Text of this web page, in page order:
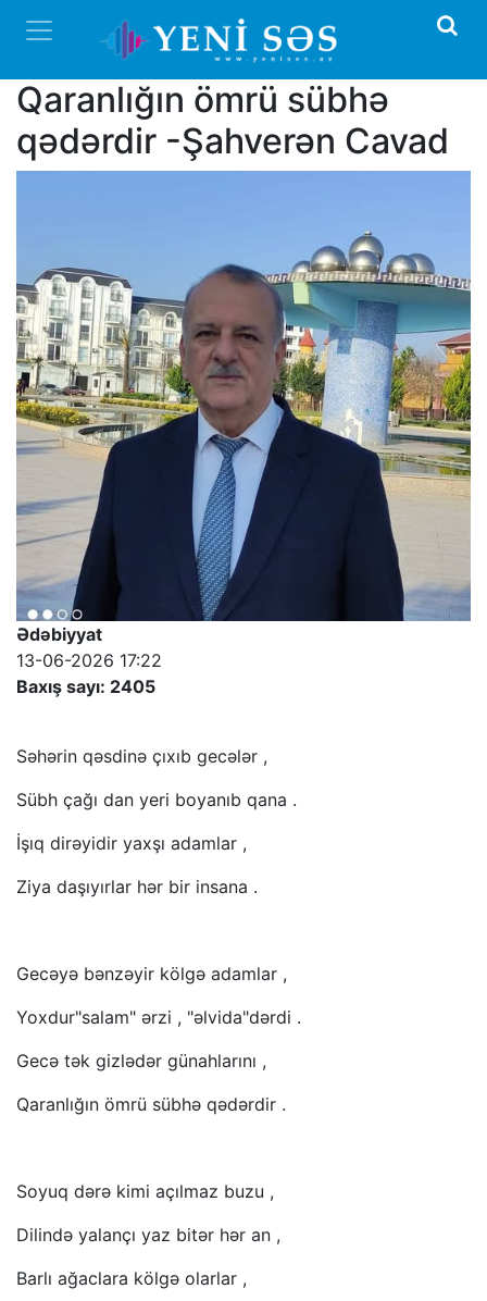
Qaranlığın ömrü sübhə
qədərdir -Şahverən Cavad
Ədəbiyyat
13-06-2026 17:22
Baxış sayı: 2405
Səhərin qəsdinə çıxıb gecələr ,
Sübh çağı dan yeri boyanıb qana .
İşıq dirəyidir yaxşı adamlar ,
Ziya daşıyırlar hər bir insana .
Gecəyə bənzəyir kölgə adamlar ,
Yoxdur"salam" ərzi , "əlvida"dərdi .
Gecə tək gizlədər günahlarını ,
Qaranlığın ömrü sübhə qədərdir .
Soyuq dərə kimi açılmaz buzu ,
Dilində yalançı yaz bitər hər an ,
Barlı ağaclara kölgə olarlar ,